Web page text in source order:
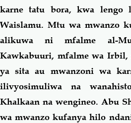
karne tatu bora, kwa
Waislamu. Mtu wa mwanzo
alikuwa ni mfalme al-
Kawkabuuri, mfalme wa Irbil,
ya sita au mwanzoni wa
ilivyosimuliwa na
Khalkaan na wengineo. Abu
wa mwanzo kufanya hilo